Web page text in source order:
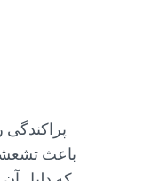
باعث